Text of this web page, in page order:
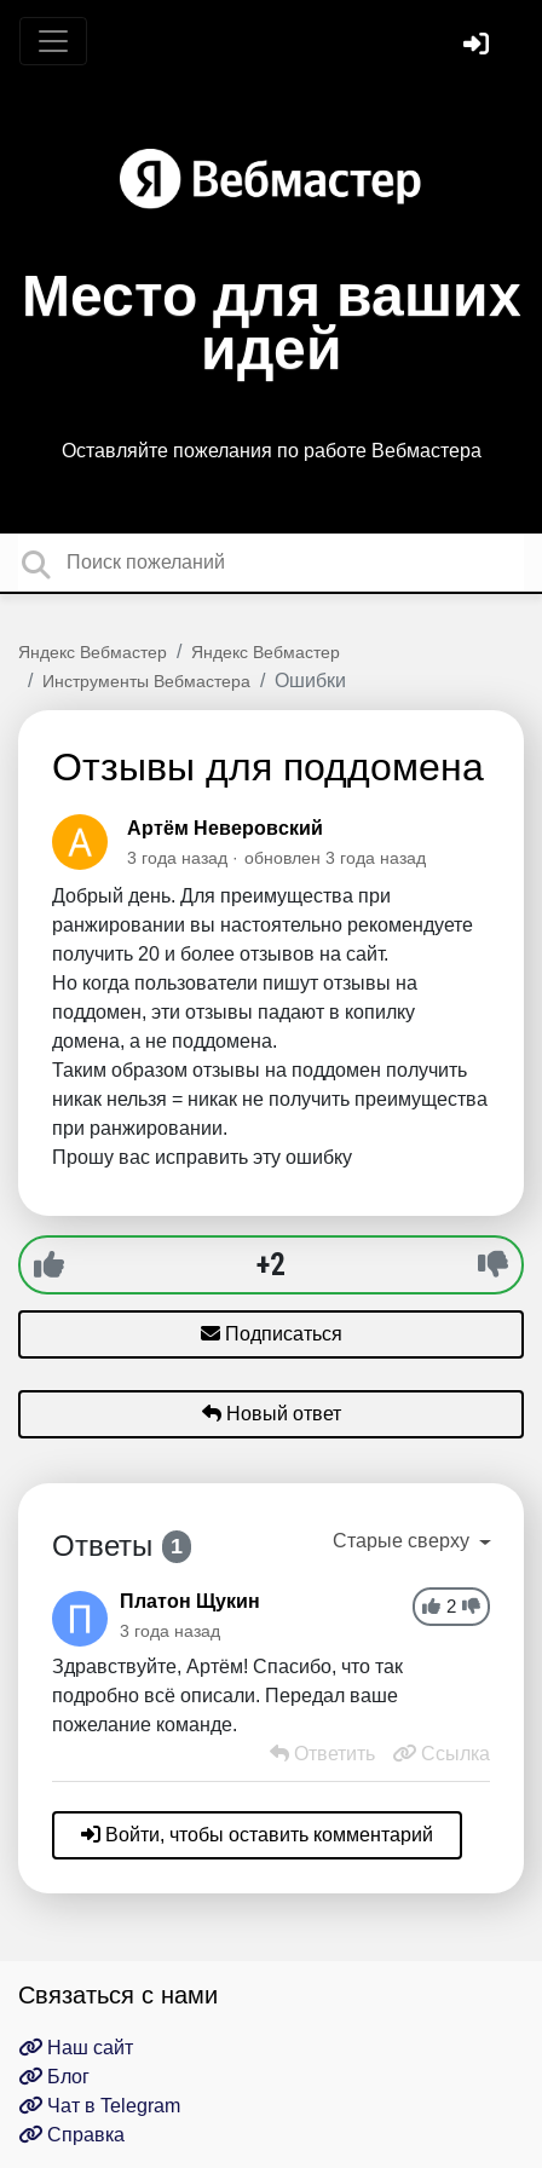
Место для ваших
идей
Оставляйте пожелания по работе Вебмастера
Яндекс Вебмастер
Яндекс Вебмастер
Инструменты Вебмастера
Ошибки
Отзывы для поддомена
Артём Неверовский
3 года назад обновлен 3 года назад
Добрый день. Для преимущества при
ранжировании вы настоятельно рекомендуете
получить 20 и более отзывов на сайт.
Но когда пользователи пишут отзывы на
поддомен, эти отзывы падают в копилку
домена, а не поддомена.
Таким образом отзывы на поддомен получить
никак нельзя = никак не получить преимущества
при ранжировании.
Прошу вас исправить эту ошибку
+2
Подписаться
Новый ответ
Ответы 1 Старые сверху
2
Платон Щукин
3 года назад
Здравствуйте, Артём! Спасибо, что так
подробно всё описали. Передал ваше
пожелание команде.
Ответить
Ссылка
Войти, чтобы оставить комментарий
Связаться с нами
Наш сайт
Блог
Чат в Telegram
Справка